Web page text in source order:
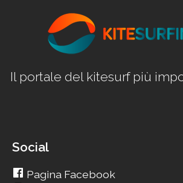
Il portale del kitesurf più
Social
Pagina Facebook